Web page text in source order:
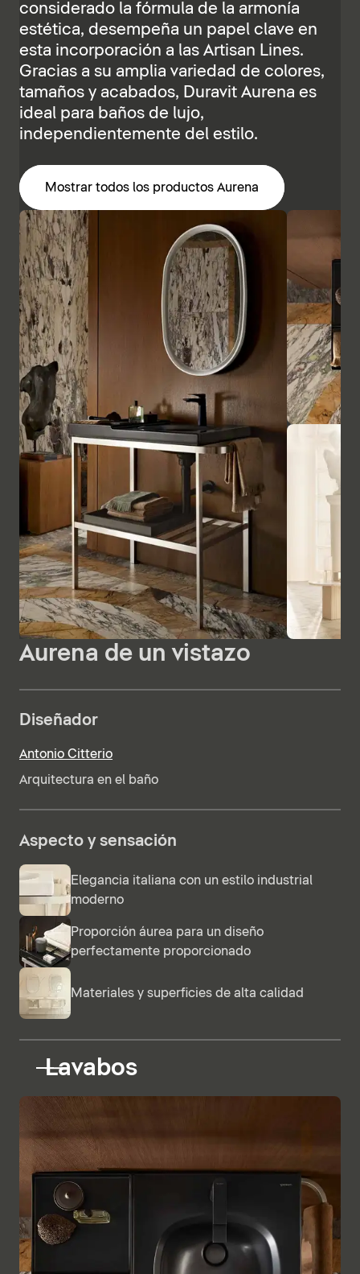
considerado la fórmula de la armonía
estética, desempeña un papel clave en
esta incorporación a las Artisan Lines.
Gracias a su amplia variedad de colores,
tamaños y acabados, Duravit Aurena es
ideal para baños de lujo,
independientemente del estilo.
Mostrar todos los productos Aurena
Aurena de un vistazo
Diseñador
Antonio Citterio
Arquitectura en el baño
Aspecto y sensación
Elegancia italiana con un estilo industrial
moderno
Proporción áurea para un diseño
perfectamente proporcionado
Materiales y superficies de alta calidad
Lavabos